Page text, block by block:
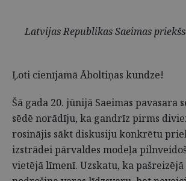
Latvijas Republikas Saeimas
Ļoti cienījamā Āboltiņas kundze!
Šā gada 20. jūnijā Saeimas pavasara
sēdē norādīju, ka gandrīz pirms
rosinājis sākt diskusiju konkrētu
izstrādei pārvaldes modeļa
vietējā līmenī. Uzskatu, ka